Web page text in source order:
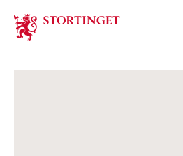
Stortinget.no